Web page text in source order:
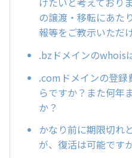
の譲渡・移転にあた
報等をご教示いただ
.bzドメインのwhois
.comドメインの登録
らですか？また何年
か？
かなり前に期限切れ
が、復活は可能です